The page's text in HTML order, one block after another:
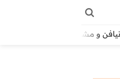
فن و مشاهير